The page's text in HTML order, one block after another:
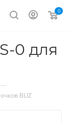
0
0 для
—
BLIZ